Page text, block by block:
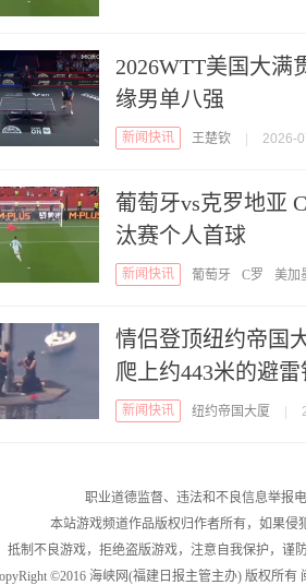
2026WTT美国大满
缘男单八强
新闻快讯 王楚钦 | 2026-
葡萄牙vs克罗地亚
汰赛个人首球
新闻快讯 葡萄牙 C罗 美加
情侣登顶纽约帝国
爬上约443米的避
新闻快讯 纽约帝国大厦 |
职业道德监督、违法和不良信息举报电
本站游戏频道作品版权归作者所有，如果侵
抵制不良游戏，拒绝盗版游戏，注意自我保护，谨
©2016 海峡网(福建日报主管主办) 版权所有